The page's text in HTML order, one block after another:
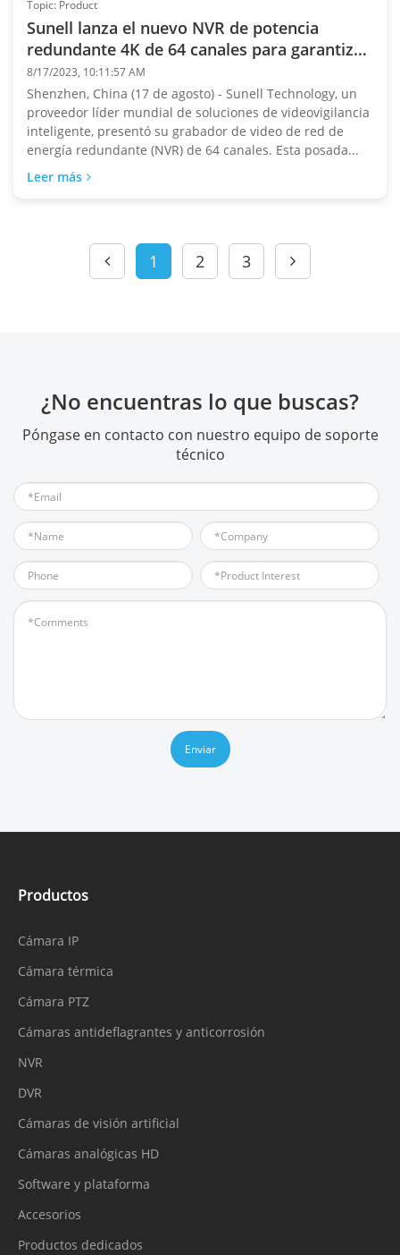
Topic: Product
Sunell lanza el nuevo NVR de potencia
redundante 4K de 64 canales para garantizar
una vigilancia estable
8/17/2023, 10:11:57 AM
Shenzhen, China (17 de agosto) - Sunell Technology, un
proveedor líder mundial de soluciones de videovigilancia
inteligente, presentó su grabador de video de red de
energía redundante (NVR) de 64 canales. Esta posada...
Leer más
1 2 3
¿No encuentras lo que buscas?
Póngase en contacto con nuestro equipo de soporte
técnico
Enviar
Productos
Cámara IP
Cámara térmica
Cámara PTZ
Cámaras antideflagrantes y anticorrosión
NVR
DVR
Cámaras de visión artificial
Cámaras analógicas HD
Software y plataforma
Accesorios
Productos dedicados